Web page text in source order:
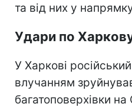
та від них у
Удари по
У Харкові
влучанням
багатоповерхівки на